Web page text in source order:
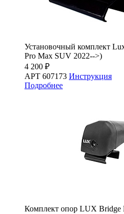
Установочный комплект
Pro Max SUV 2022-->)
4 200 ₽
АРТ 607173 Инструкция
Подробнее
Комплект опор LUX Bridge